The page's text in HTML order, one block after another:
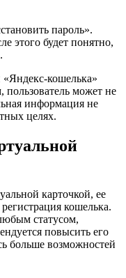
пароль».
этого будет понятно,
«Яндекс-кошелька»
пользователь может не
информация не
целях.
карточкой, ее
кошелька.
статусом,
повысить его
больше возможностей